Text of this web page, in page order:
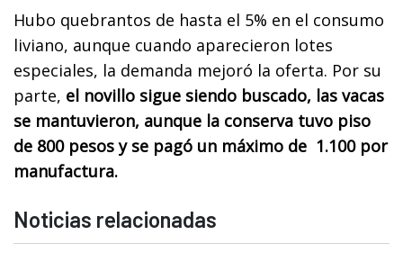
Hubo quebrantos de hasta el 5% en el consumo
liviano, aunque cuando aparecieron lotes
especiales, la demanda mejoró la oferta. Por su
parte, el novillo sigue siendo buscado, las vacas
se mantuvieron, aunque la conserva tuvo piso
de 800 pesos y se pagó un máximo de 1.100 por
manufactura.
Noticias relacionadas